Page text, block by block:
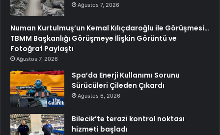
Ağustos 7, 2026
Numan Kurtulmuş’un Kemal Kılıçdaroğlu ile Görüşmesi…
TBMM Başkanlığı Görüşmeye İlişkin Görüntü ve
Fotoğraf Paylaştı
Ağustos 7, 2026
Spa’da Enerji Kullanımı Sorunu
Sürücüleri Çileden Çıkardı
Ağustos 6, 2026
Bilecik’te terazi kontrol noktası
hizmeti başladı